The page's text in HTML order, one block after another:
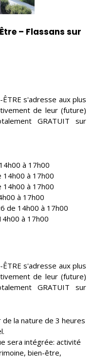
– Flassans sur
ÊTRE s'adresse aux plus
de leur (future)
GRATUIT sur
à 17h00
14h00 à 17h00
14h00 à 17h00
à 17h00
de 14h00 à 17h00
à 17h00
ÊTRE s'adresse aux plus
de leur (future)
GRATUIT sur
la nature de 3 heures
sera intégrée: activité
bien-être,